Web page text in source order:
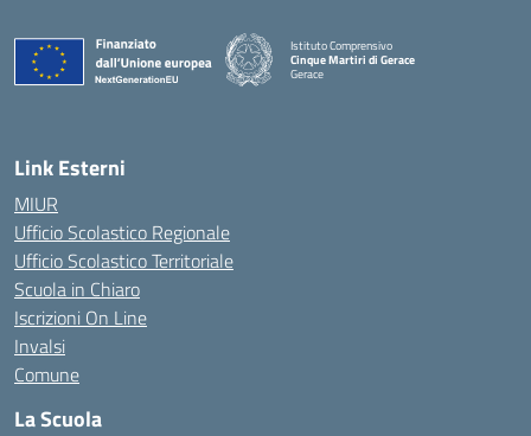
Istituto Comprensivo
Cinque Martiri di Gerace
Gerace
Link Esterni
MIUR
Ufficio Scolastico Regionale
Ufficio Scolastico Territoriale
Scuola in Chiaro
Iscrizioni On Line
Invalsi
Comune
La Scuola